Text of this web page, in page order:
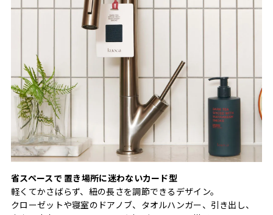
省スペースで 置き場所に迷わないカード型
軽くてかさばらず、紐の長さを調節できるデザイン。
クローゼットや寝室のドアノブ、タオルハンガー、引き出し、